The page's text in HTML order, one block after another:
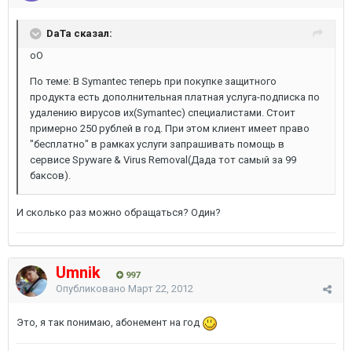
DaTa сказал:
оО
По теме: В Symantec теперь при покупке защитного
продукта есть дополнительная платная услуга-подписка по
удалению вирусов их(Symantec) специалистами. Стоит
примерно 250 рублей в год. При этом клиент имеет право
"бесплатно" в рамках услуги запрашивать помощь в
сервисе Spyware & Virus Removal(Дада тот самый за 99
баксов).
И сколько раз можно обращаться? Один?
Umnik 997
Опубликовано Март 22, 2012
Это, я так понимаю, абонемент на год